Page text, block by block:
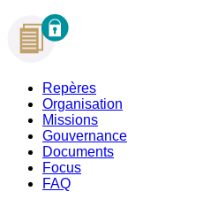
Repères
Organisation
Missions
Gouvernance
Documents
Focus
FAQ